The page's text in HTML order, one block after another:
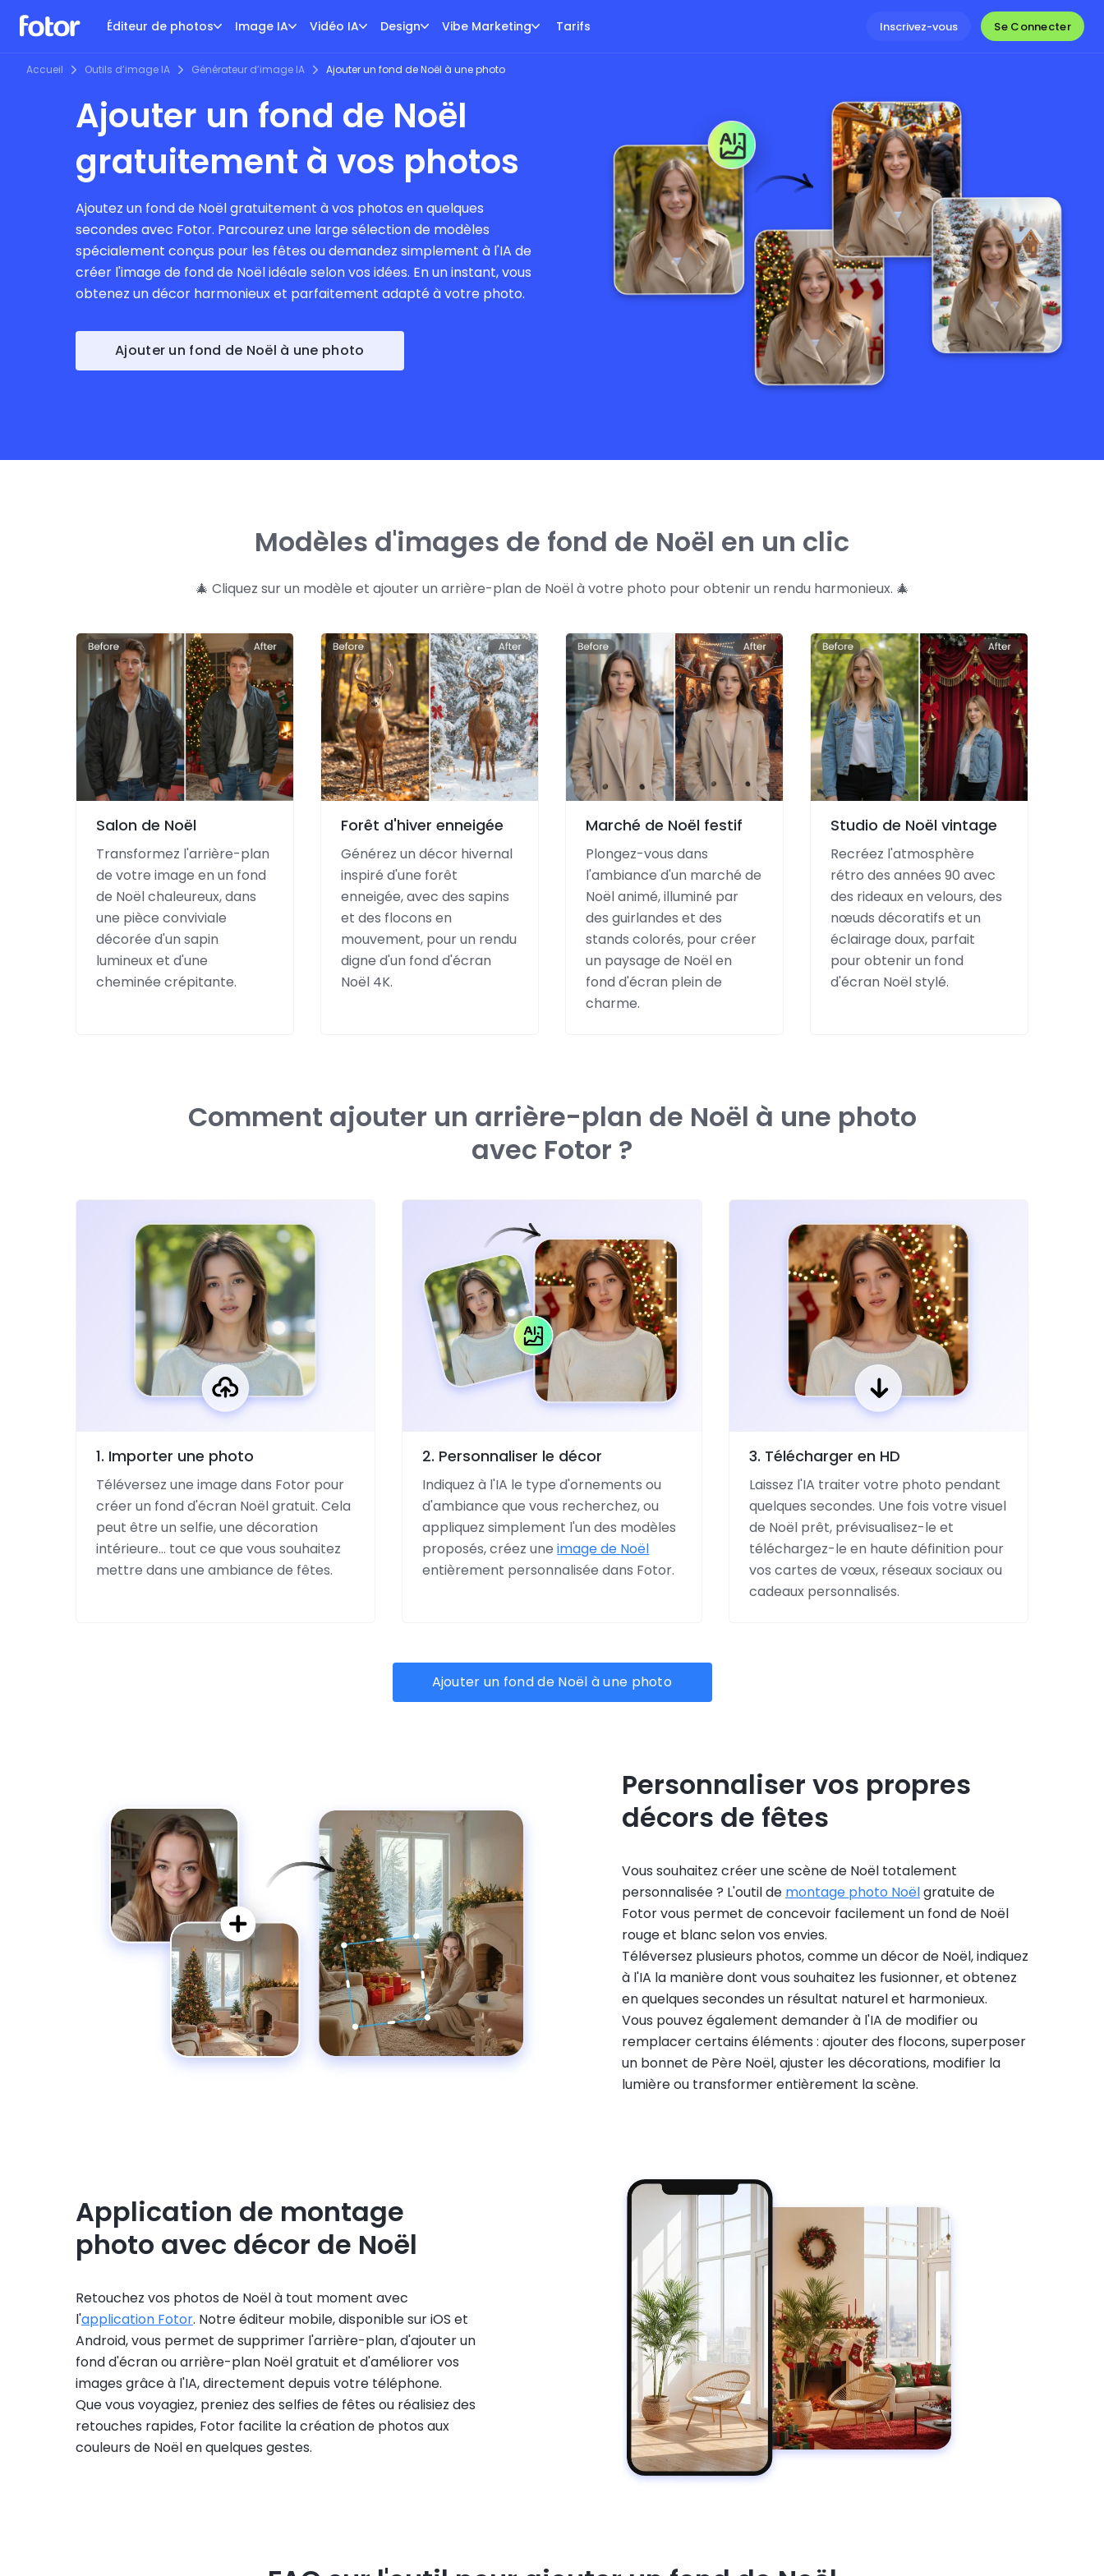
Éditeur de photos Image IA Vidéo IA Design Vibe Marketing Tarifs Inscrivez-vous Se Connecter
Accueil Outils d’image IA Générateur d’image IA Ajouter un fond de Noël à une photo
Ajouter un fond de Noël
gratuitement à vos photos
Ajoutez un fond de Noël gratuitement à vos photos en quelques
secondes avec Fotor. Parcourez une large sélection de modèles
spécialement conçus pour les fêtes ou demandez simplement à l'IA de
créer l'image de fond de Noël idéale selon vos idées. En un instant, vous
obtenez un décor harmonieux et parfaitement adapté à votre photo.
Ajouter un fond de Noël à une photo
Modèles d'images de fond de Noël en un clic
🎄 Cliquez sur un modèle et ajouter un arrière-plan de Noël à votre photo pour obtenir un rendu harmonieux. 🎄
Salon de Noël
Transformez l'arrière-plan
de votre image en un fond
de Noël chaleureux, dans
une pièce conviviale
décorée d'un sapin
lumineux et d'une
cheminée crépitante.
Forêt d'hiver enneigée
Générez un décor hivernal
inspiré d'une forêt
enneigée, avec des sapins
et des flocons en
mouvement, pour un rendu
digne d'un fond d'écran
Noël 4K.
Marché de Noël festif
Plongez-vous dans
l'ambiance d'un marché de
Noël animé, illuminé par
des guirlandes et des
stands colorés, pour créer
un paysage de Noël en
fond d'écran plein de
charme.
Studio de Noël vintage
Recréez l'atmosphère
rétro des années 90 avec
des rideaux en velours, des
nœuds décoratifs et un
éclairage doux, parfait
pour obtenir un fond
d'écran Noël stylé.
Comment ajouter un arrière-plan de Noël à une photo
avec Fotor ?
1. Importer une photo
Téléversez une image dans Fotor pour
créer un fond d'écran Noël gratuit. Cela
peut être un selfie, une décoration
intérieure… tout ce que vous souhaitez
mettre dans une ambiance de fêtes.
2. Personnaliser le décor
Indiquez à l'IA le type d'ornements ou
d'ambiance que vous recherchez, ou
appliquez simplement l'un des modèles
proposés, créez uneimage de Noël
entièrement personnalisée dans Fotor.
3. Télécharger en HD
Laissez l'IA traiter votre photo pendant
quelques secondes. Une fois votre visuel
de Noël prêt, prévisualisez-le et
téléchargez-le en haute définition pour
vos cartes de vœux, réseaux sociaux ou
cadeaux personnalisés.
Ajouter un fond de Noël à une photo
Personnaliser vos propres
décors de fêtes
Vous souhaitez créer une scène de Noël totalement
personnalisée ? L'outil de montage photo Noëlgratuite de
Fotor vous permet de concevoir facilement un fond de Noël
rouge et blanc selon vos envies.
Téléversez plusieurs photos, comme un décor de Noël, indiquez
à l'IA la manière dont vous souhaitez les fusionner, et obtenez
en quelques secondes un résultat naturel et harmonieux.
Vous pouvez également demander à l'IA de modifier ou
remplacer certains éléments : ajouter des flocons, superposer
un bonnet de Père Noël, ajuster les décorations, modifier la
lumière ou transformer entièrement la scène.
Application de montage
photo avec décor de Noël
Retouchez vos photos de Noël à tout moment avec
l'application Fotor. Notre éditeur mobile, disponible sur iOS et
Android, vous permet de supprimer l'arrière-plan, d'ajouter un
fond d'écran ou arrière-plan Noël gratuit et d'améliorer vos
images grâce à l'IA, directement depuis votre téléphone.
Que vous voyagiez, preniez des selfies de fêtes ou réalisiez des
retouches rapides, Fotor facilite la création de photos aux
couleurs de Noël en quelques gestes.